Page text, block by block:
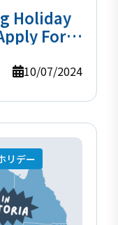
Holiday
For
10/07/2024
リデー